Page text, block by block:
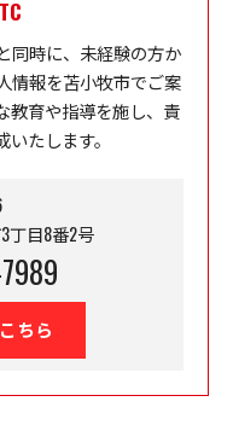
同時に、未経験の方か
情報を苫小牧市でご案
教育や指導を施し、責
たします。
丁目8番2号
ちら